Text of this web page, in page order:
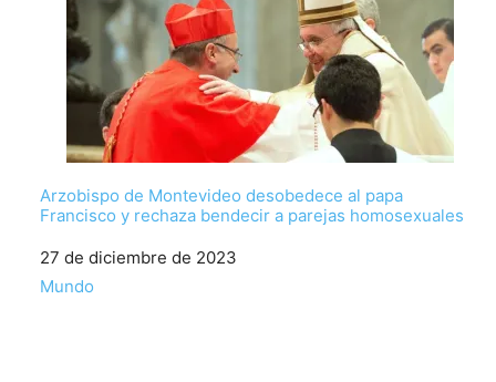
Arzobispo de Montevideo desobedece al papa
Francisco y rechaza bendecir a parejas homosexuales
Fecha
27 de diciembre de 2023
Respecto a
Mundo